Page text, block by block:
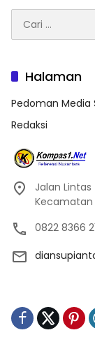
untuk:
Halaman
Pedoman Media
Redaksi
Jalan
Kecamatan
0822 8366